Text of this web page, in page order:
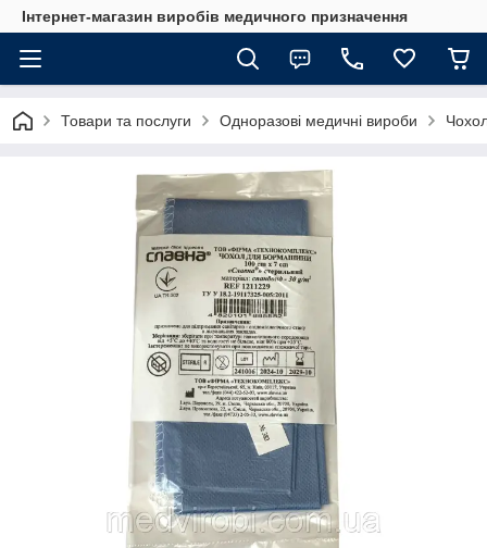
Інтернет-магазин виробів медичного призначення
Товари та послуги Одноразові медичні вироби